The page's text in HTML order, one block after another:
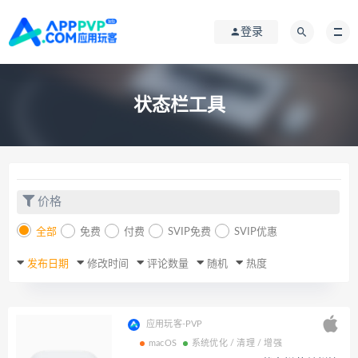
登录
状态栏工具
价格
全部 免费 付费 SVIP免费 SVIP优惠
发布日期 修改时间 评论数量 随机 热度
应用玩客-PVP
macOS 系统优化 / 清理 / 增强